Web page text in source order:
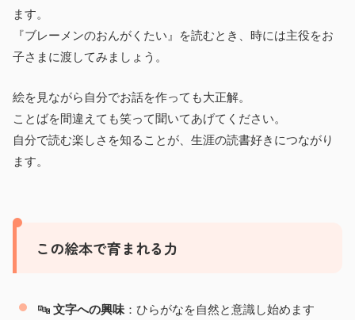
ます。
『ブレーメンのおんがくたい』を読むとき、時には主役をお
子さまに渡してみましょう。
絵を見ながら自分でお話を作っても大正解。
ことばを間違えても笑って聞いてあげてください。
自分で読む楽しさを知ることが、生涯の読書好きにつながり
ます。
この絵本で育まれる力
🔤 文字への興味 ：ひらがなを自然と意識し始めます